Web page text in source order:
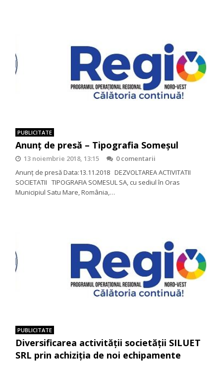
PUBLICITATE
Anunț de presă – Tipografia Someşul
13 noiembrie 2018, 13:15
0 comentarii
Anunț de presă Data:13.11.2018 DEZVOLTAREA ACTIVITATII
SOCIETATII TIPOGRAFIA SOMESUL SA, cu sediul în Oras
Municipiul Satu Mare, România,…
PUBLICITATE
Diversificarea activității societății SILUET
SRL prin achiziția de noi echipamente